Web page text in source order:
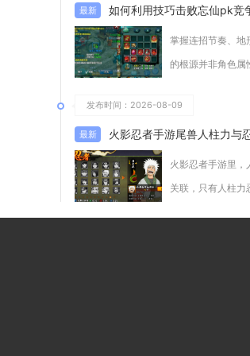
如何利用技巧击败忘仙pk竞
掌握连招节奏、地
的根源并非角色属
发布时间：2026-08-09
火影忍者手游尾兽人柱力与
火影忍者手游里
关联，只有人柱力